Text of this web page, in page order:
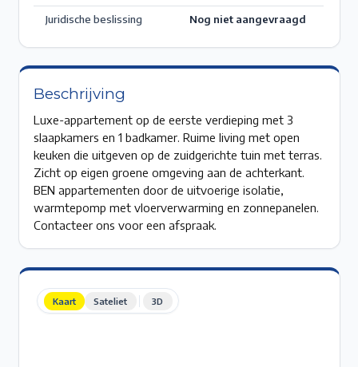
Juridische beslissing
Nog niet aangevraagd
Beschrijving
Luxe-appartement op de eerste verdieping met 3
slaapkamers en 1 badkamer. Ruime living met open
keuken die uitgeven op de zuidgerichte tuin met terras.
Zicht op eigen groene omgeving aan de achterkant.
BEN appartementen door de uitvoerige isolatie,
warmtepomp met vloerverwarming en zonnepanelen.
Contacteer ons voor een afspraak.
Kaart Sateliet 3D